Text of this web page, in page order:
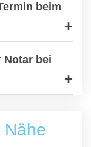
beim
Notar bei
Nähe